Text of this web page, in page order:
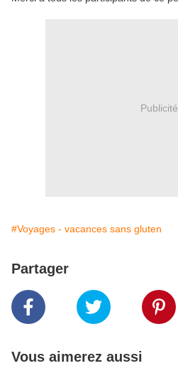
Publicité
#Voyages - vacances sans gluten
Partager
Vous aimerez aussi